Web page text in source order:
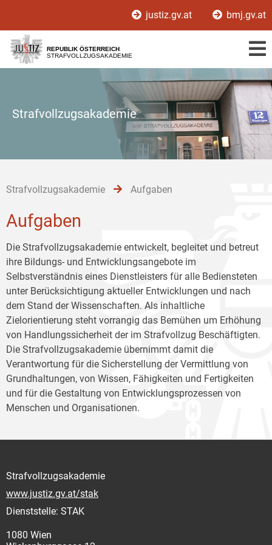
[1]
[2]
[3]
justiz.gv.at bmj.gv.at
REPUBLIK ÖSTERREICH
STRAFVOLLZUGSAKADEMIE
Strafvollzugsakademie
Strafvollzugsakademie Aufgaben
Aufgaben
Die Strafvollzugsakademie entwickelt, begleitet und betreut
ihre Bildungs- und Entwicklungsangebote im
Selbstverständnis eines Dienstleisters für alle Bediensteten
unter Berücksichtigung aktueller Entwicklungen und nach
dem Stand der Wissenschaften. Als inhaltliche
Zielorientierung steht vorrangig das Bemühen um Erhöhung
von Handlungssicherheit der im Strafvollzug Beschäftigten.
Die Strafvollzugsakademie übernimmt damit die
Verantwortung für die Sicherstellung der Vermittlung von
Grundhaltungen, von Wissen, Fähigkeiten und Fertigkeiten
und für die Gestaltung von Entwicklungsprozessen von
Menschen und Organisationen.
Strafvollzugsakademie
www.justiz.gv.at/stak
Dienststelle: STAK
1080 Wien